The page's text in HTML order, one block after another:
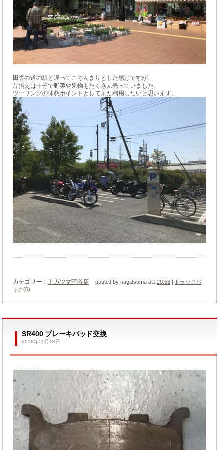
田舎の道の駅と違ってこぢんまりとした感じですが、
品揃えは十分で野菜や果物もたくさん売っていました。
ツーリングの休憩ポイントとしてまた利用したいと思います。
カテゴリー： ナガツマ守谷店 posted by nagatsuma at : 20:53 |
トラックバ
ック(0)
SR400 ブレーキパッド交換
2018年05月13日